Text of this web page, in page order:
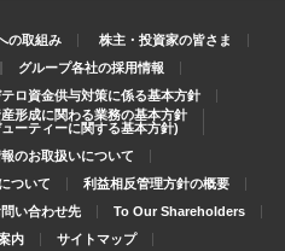
の取組み
株主・投資家の皆さま
グループ各社の採用情報
ロ資金供与対策に係る基本方針
形成に関わる業務の基本方針
ーティーに関する基本方針)
のお取扱いについて
ついて
利益相反管理方針の概要
問い合わせ先
To Our Shareholders
内
サイトマップ